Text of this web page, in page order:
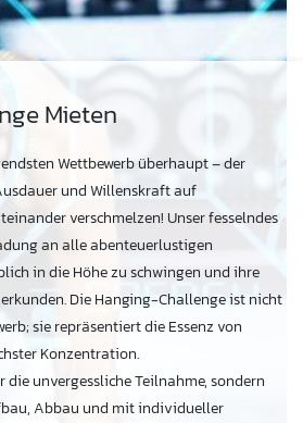
Mieten
Wettbewerb überhaupt – der
und Willenskraft auf
verschmelzen! Unser fesselndes
an alle abenteuerlustigen
in die Höhe zu schwingen und ihre
Die Hanging-Challenge ist nicht
sie repräsentiert die Essenz von
Konzentration.
unvergessliche Teilnahme, sondern
Abbau und mit individueller